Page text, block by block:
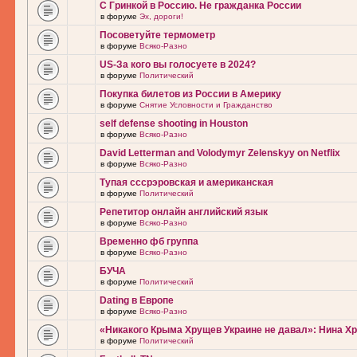
С Гринкой в Россию. Не гражданка России
в форуме Эх, дороги!
Посоветуйте термометр
в форуме Всяко-Разно
US-За кого вы голосуете в 2024?
в форуме Политический
Покупка билетов из России в Америку
в форуме Снятие Условности и Гражданство
self defense shooting in Houston
в форуме Всяко-Разно
David Letterman and Volodymyr Zelenskyy on Netflix
в форуме Всяко-Разно
Тупая сссрэровская и американская
в форуме Политический
Репетитор онлайн английский язык
в форуме Всяко-Разно
Временно фб группа
в форуме Всяко-Разно
БУЧА
в форуме Политический
Dating в Европе
в форуме Всяко-Разно
«Никакого Крыма Хрущев Украине не давал»: Нина
в форуме Политический